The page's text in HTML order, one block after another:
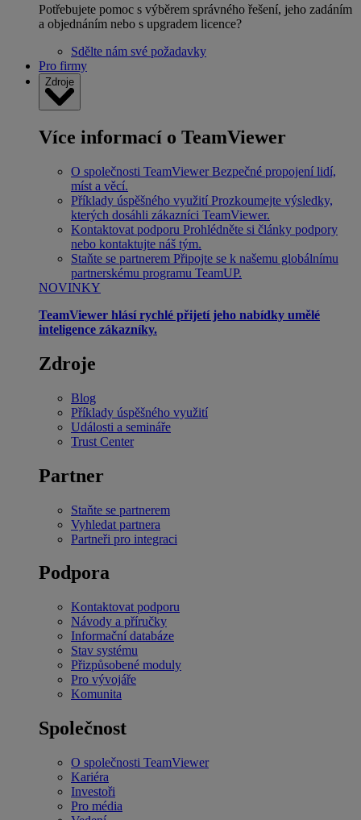
Potřebujete pomoc s výběrem správného řešení, jeho zadáním
a objednáním nebo s upgradem licence?
Sdělte nám své požadavky
Pro firmy
Zdroje
Více informací o TeamViewer
O společnosti TeamViewer Bezpečné propojení lidí,
míst a věcí.
Příklady úspěšného využití Prozkoumejte výsledky,
kterých dosáhli zákazníci TeamViewer.
Kontaktovat podporu Prohlédněte si články podpory
nebo kontaktujte náš tým.
Staňte se partnerem Připojte se k našemu globálnímu
partnerskému programu TeamUP.
NOVINKY
TeamViewer hlásí rychlé přijetí jeho nabídky umělé
inteligence zákazníky.
Zdroje
Blog
Příklady úspěšného využití
Události a semináře
Trust Center
Partner
Staňte se partnerem
Vyhledat partnera
Partneři pro integraci
Podpora
Kontaktovat podporu
Návody a příručky
Informační databáze
Stav systému
Přizpůsobené moduly
Pro vývojáře
Komunita
Společnost
O společnosti TeamViewer
Kariéra
Investoři
Pro média